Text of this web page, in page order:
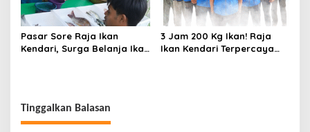
Pasar Sore Raja Ikan
Kendari, Surga Belanja Ikan
3 Jam 200 Kg Ikan! Raja
Ikan Kendari Terpercaya
Tinggalkan Balasan